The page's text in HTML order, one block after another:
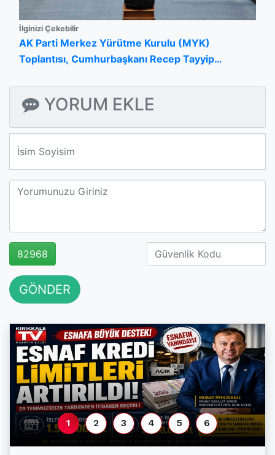
İlginizi Çekebilir
AK Parti Merkez Yürütme Kurulu (MYK)
Toplantısı, Cumhurbaşkanı Recep Tayyip
başladı.
YORUM EKLE
82968
GÖNDER
1 2 3 4 5 6